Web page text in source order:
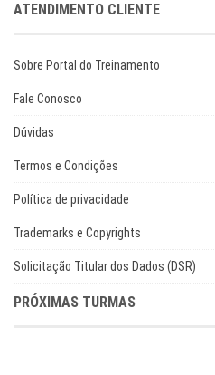
ATENDIMENTO CLIENTE
Sobre Portal do Treinamento
Fale Conosco
Dúvidas
Termos e Condições
Política de privacidade
Trademarks e Copyrights
Solicitação Titular dos Dados (DSR)
PRÓXIMAS TURMAS